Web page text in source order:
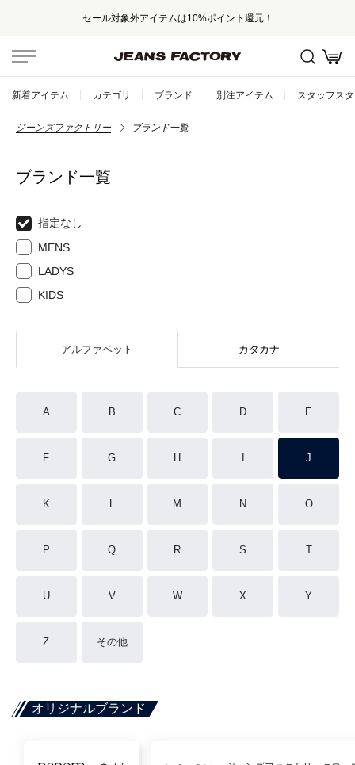
セール対象外アイテムは10%ポイント還元！
新着アイテム カテゴリ ブランド 別注アイテム スタッフス
ジーンズファクトリー ブランド一覧
ブランド一覧
指定なし
MENS
LADYS
KIDS
アルファベット カタカナ
A B C D E
F G H J
K L M N O
P Q R S T
U V W X Y
Z その他
オリジナルブランド